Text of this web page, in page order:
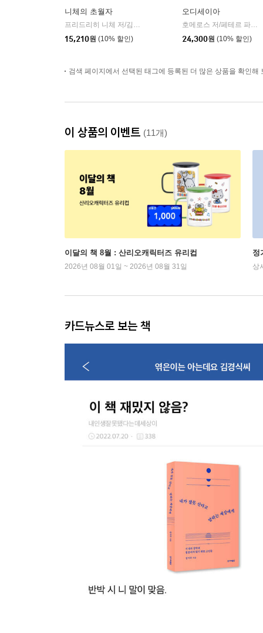
니체의 초월자
프리드리히 니체 저/김철 편역
15,210원 (10% 할인)
오디세이아
호메로스 저/페테르 파울 루벤스 그림/박문재 역
24,300원 (10% 할인)
검색 페이지에서 선택된 태그에 등록된 더 많은 상품을 확인해
이 상품의 이벤트 (11개)
이달의 책 8월 : 산리오캐릭터즈 유리컵
2026년 08월 01일 ~ 2026년 08월 31일
정
상
카드뉴스로 보는 책